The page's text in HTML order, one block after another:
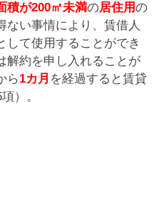
積が200㎡未満の居住用の
ない事情により、賃借人
して使用することができ
解約を申し入れることが
ら1カ月 を経過すると賃貸
）。